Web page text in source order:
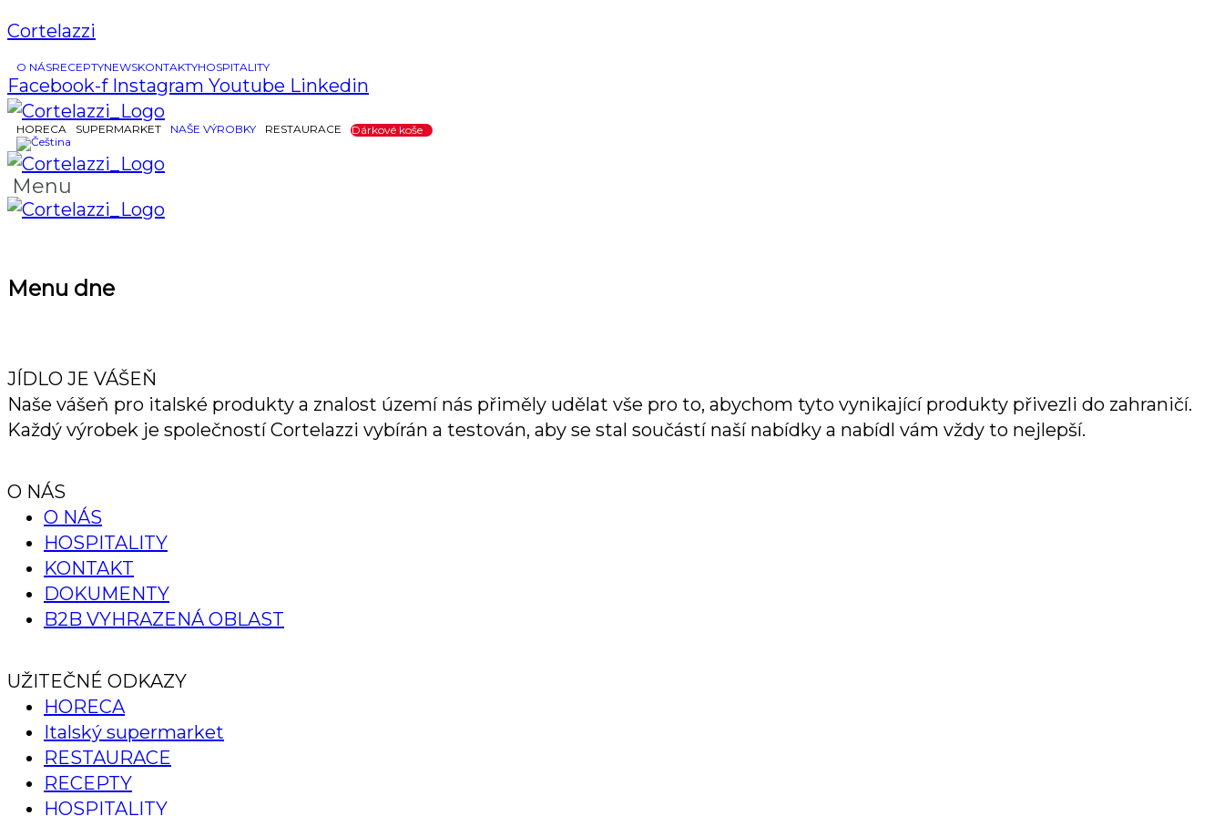
Cortelazzi
O NÁSRECEPTYNEWSKONTAKTYHOSPITALITY
Facebook-f Instagram Youtube Linkedin
HORECA SUPERMARKET NAŠE VÝROBKY RESTAURACE Dárkové koše
Menu
Menu dne
JÍDLO JE VÁŠEŇ
Naše vášeň pro italské produkty a znalost území nás přiměly udělat vše pro to, abychom tyto vynikající produkty přivezli do zahraničí.
Každý výrobek je společností Cortelazzi vybírán a testován, aby se stal součástí naší nabídky a nabídl vám vždy to nejlepší.
O NÁS
O NÁS
HOSPITALITY
KONTAKT
DOKUMENTY
B2B VYHRAZENÁ OBLAST
UŽITEČNÉ ODKAZY
HORECA
Italský supermarket
RESTAURACE
RECEPTY
HOSPITALITY